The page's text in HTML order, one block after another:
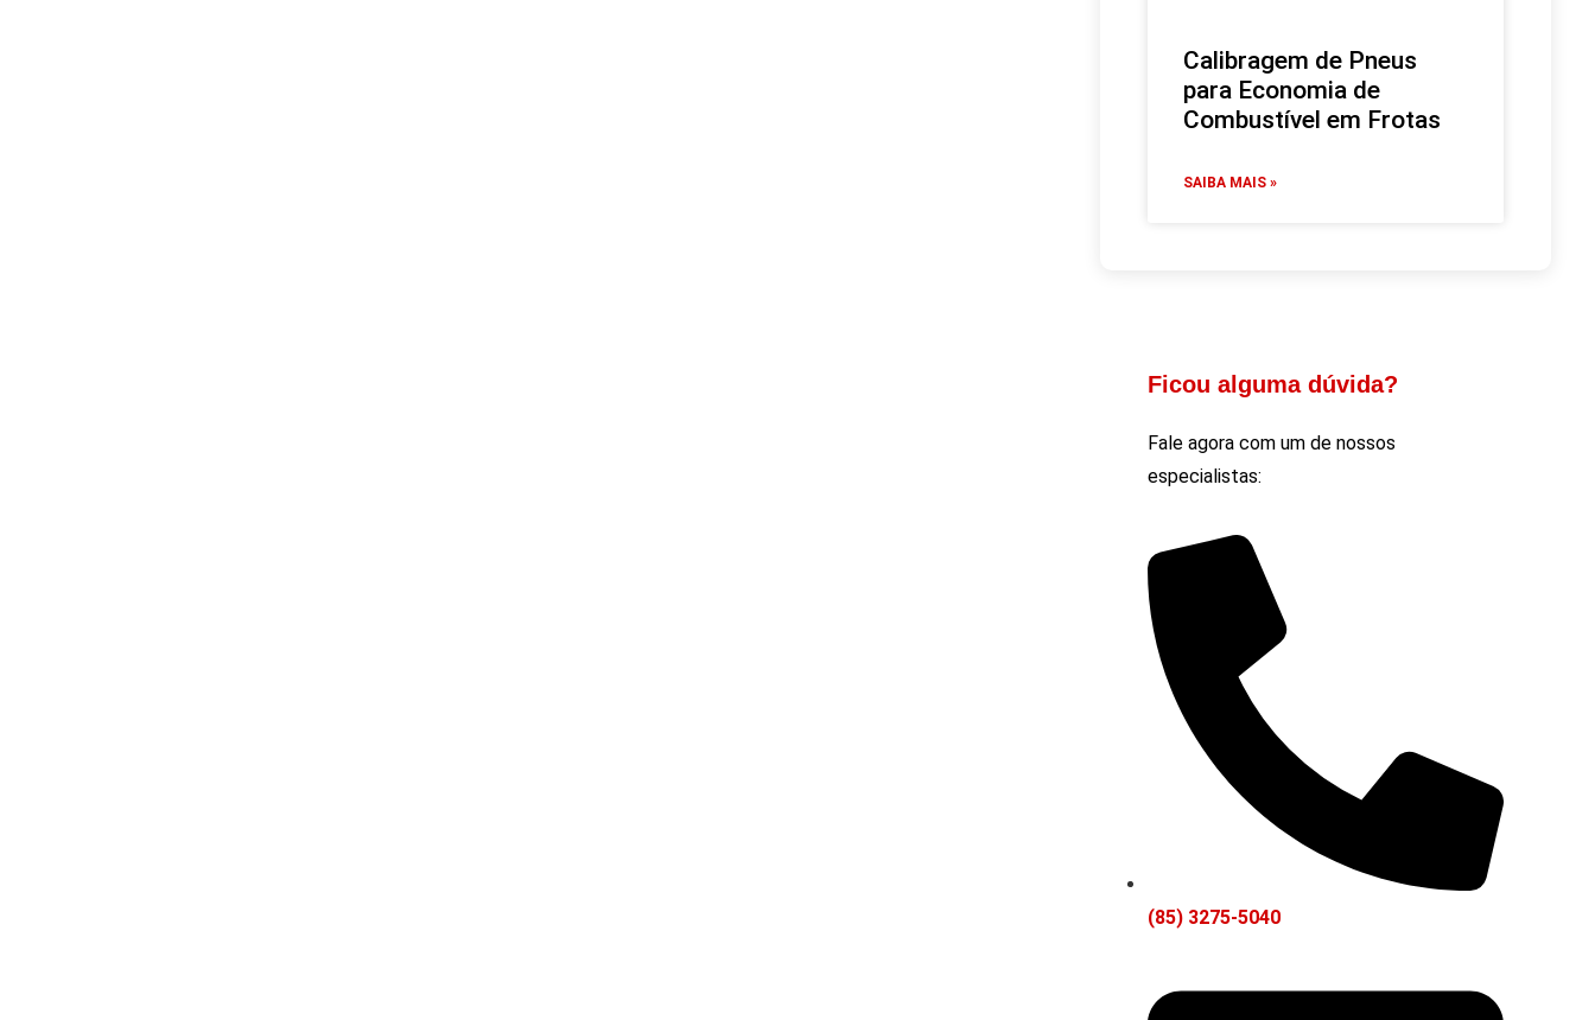
Calibragem de Pneus
para Economia de
Combustível em Frotas
SAIBA MAIS »
Ficou alguma dúvida?
Fale agora com um de nossos
especialistas:
(85) 3275-5040